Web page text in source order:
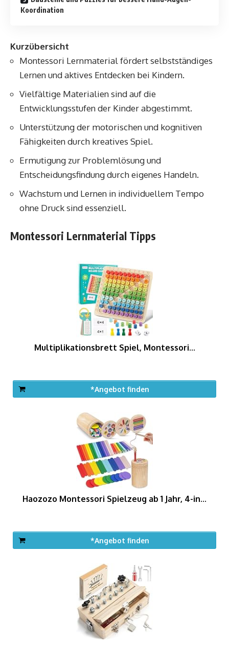
Koordination
Kurzübersicht
Montessori Lernmaterial fördert selbstständiges
Lernen und aktives Entdecken bei Kindern.
Vielfältige Materialien sind auf die
Entwicklungsstufen der Kinder abgestimmt.
Unterstützung der motorischen und kognitiven
Fähigkeiten durch kreatives Spiel.
Ermutigung zur Problemlösung und
Entscheidungsfindung durch eigenes Handeln.
Wachstum und Lernen in individuellem Tempo
ohne Druck sind essenziell.
Montessori Lernmaterial Tipps
Multiplikationsbrett Spiel, Montessori...
*Angebot finden
Haozozo Montessori Spielzeug ab 1 Jahr, 4-in...
*Angebot finden